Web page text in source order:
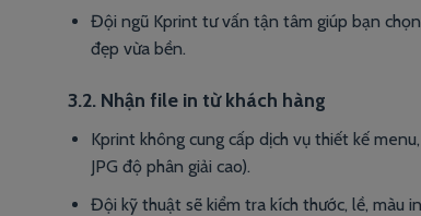
Đội ngũ Kprint tư vấn tận tâm giúp bạn
đẹp vừa bền.
3.2. Nhận file in từ khách hàng
Kprint không cung cấp dịch vụ thiết kế
JPG độ phân giải cao).
Đội kỹ thuật sẽ kiểm tra kích thước, lề, màu